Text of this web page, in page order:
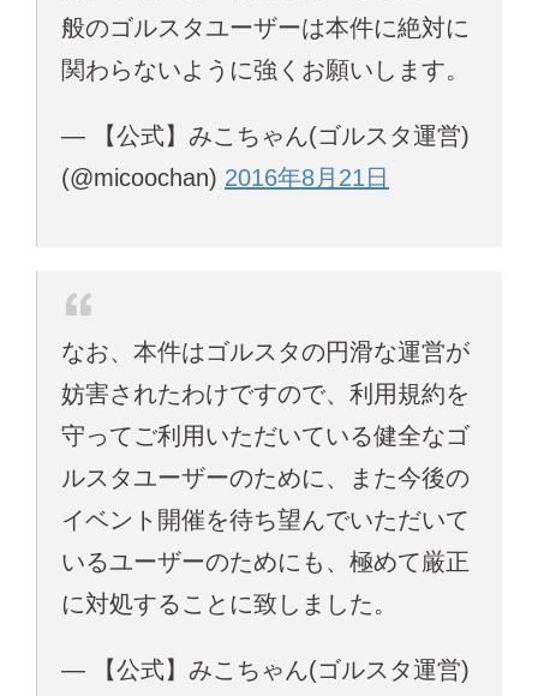
般のゴルスタユーザーは本件に絶対に
関わらないように強くお願いします。
— 【公式】みこちゃん(ゴルスタ運営)
(@micoochan) 2016年8月21日
なお、本件はゴルスタの円滑な運営が
妨害されたわけですので、利用規約を
守ってご利用いただいている健全なゴ
ルスタユーザーのために、また今後の
イベント開催を待ち望んでいただいて
いるユーザーのためにも、極めて厳正
に対処することに致しました。
— 【公式】みこちゃん(ゴルスタ運営)